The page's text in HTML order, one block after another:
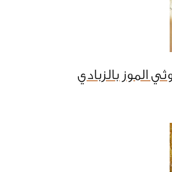
الموز بالزبادي